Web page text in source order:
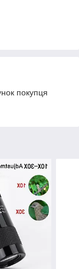
покупця